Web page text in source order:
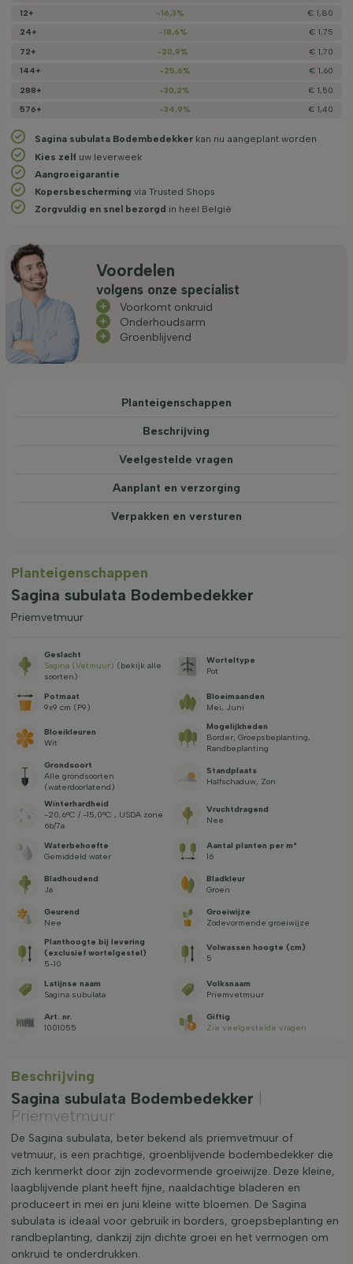
12+
-16,3%
€ 1,80
24+
-18,6%
€ 1,75
72+
-20,9%
€ 1,70
144+
-25,6%
€ 1,60
288+
-30,2%
€ 1,50
576+
-34,9% € 1,40
Sagina subulata Bodembedekker kan nu aangeplant worden
Kies zelf uw leverweek
Aangroeigarantie
Kopersbescherming via Trusted Shops
Zorgvuldig en snel bezorgd in heel België
Voordelen
volgens onze specialist
Voorkomt onkruid
Onderhoudsarm
Groenblijvend
Planteigenschappen
Beschrijving
Veelgestelde vragen
Aanplant en verzorging
Verpakken en versturen
Planteigenschappen
Sagina subulata Bodembedekker
Priemvetmuur
Geslacht
Sagina (Vetmuur) (bekijk alle
soorten)
Worteltype
Pot
Potmaat
9x9 cm (P9)
Bloeimaanden
Mei, Juni
Bloeikleuren
Wit
Mogelijkheden
Border, Groepsbeplanting,
Randbeplanting
Grondsoort
Alle grondsoorten
(waterdoorlatend)
Standplaats
Halfschaduw, Zon
Winterhardheid
-20,6°C / -15,0°C , USDA zone
6b/7a
Vruchtdragend
Nee
Waterbehoefte
Gemiddeld water
Aantal planten per m²
16
Bladhoudend
Ja
Bladkleur
Groen
Geurend
Nee
Groeiwijze
Zodevormende groeiwijze
Planthoogte bij levering
(exclusief wortelgestel)
5-10
Volwassen hoogte (cm)
5
Latijnse naam
Sagina subulata
Volksnaam
Priemvetmuur
Art. nr.
1001055
Giftig
Zie veelgestelde vragen
Beschrijving
Sagina subulata Bodembedekker
Priemvetmuur
De Sagina subulata, beter bekend als priemvetmuur of
vetmuur, is een prachtige, groenblijvende bodembedekker die
zich kenmerkt door zijn zodevormende groeiwijze. Deze kleine,
laagblijvende plant heeft fijne, naaldachtige bladeren en
produceert in mei en juni kleine witte bloemen. De Sagina
subulata is ideaal voor gebruik in borders, groepsbeplanting en
randbeplanting, dankzij zijn dichte groei en het vermogen om
onkruid te onderdrukken.